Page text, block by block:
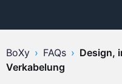
BoXy › FAQs › Design,
Verkabelung